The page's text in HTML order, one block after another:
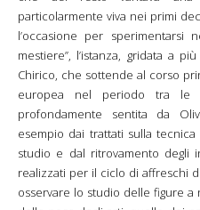
particolarmente viva nei primi
l’occasione per sperimentarsi
mestiere”, l’istanza, gridata a
Chirico, che sottende al corso
europea nel periodo tra le
profondamente sentita da
esempio dai trattati sulla
studio e dal ritrovamento degli
realizzati per il ciclo di affreschi
osservare lo studio delle figure